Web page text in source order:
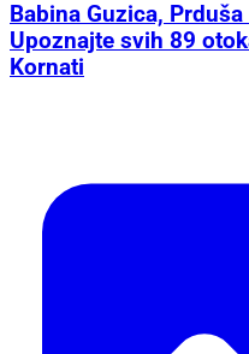
Babina Guzica,
Upoznajte svih 89
Kornati